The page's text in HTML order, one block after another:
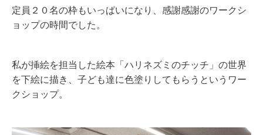
定員２０名の枠もいっぱいになり、感謝感謝のワークシ
ョップの時間でした。
私が挿絵を担当した絵本「ハリネズミのチッチ」の世界
を下絵に描き、子ども達に色塗りしてもらうというワー
クショップ。